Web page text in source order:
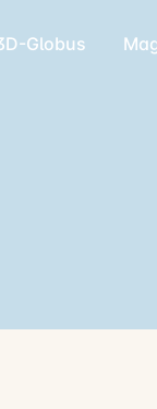
Globus